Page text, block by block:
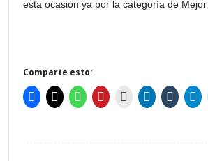
esta ocasión ya por la categoría de Mejor
Comparte esto: